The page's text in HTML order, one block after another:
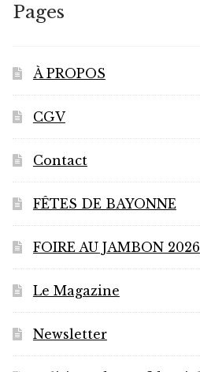
Pages
À PROPOS
CGV
Contact
FÊTES DE BAYONNE
FOIRE AU JAMBON 2026
Le Magazine
Newsletter